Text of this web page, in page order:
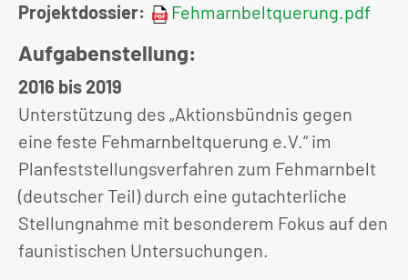
Projektdossier:
Fehmarnbeltquerung.pdf
Aufgabenstellung:
2016 bis 2019
Unterstützung des „Aktionsbündnis gegen
eine feste Fehmarnbeltquerung e.V.“ im
Planfeststellungsverfahren zum Fehmarnbelt
(deutscher Teil) durch eine gutachterliche
Stellungnahme mit besonderem Fokus auf den
faunistischen Untersuchungen.